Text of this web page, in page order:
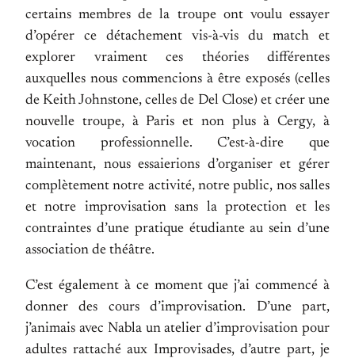
certains membres de la troupe ont voulu essayer
d’opérer ce détachement vis-à-vis du match et
explorer vraiment ces théories différentes
auxquelles nous commencions à être exposés (celles
de Keith Johnstone, celles de Del Close) et créer une
nouvelle troupe, à Paris et non plus à Cergy, à
vocation professionnelle. C’est-à-dire que
maintenant, nous essaierions d’organiser et gérer
complètement notre activité, notre public, nos salles
et notre improvisation sans la protection et les
contraintes d’une pratique étudiante au sein d’une
association de théâtre.
C’est également à ce moment que j’ai commencé à
donner des cours d’improvisation. D’une part,
j’animais avec Nabla un atelier d’improvisation pour
adultes rattaché aux Improvisades, d’autre part, je